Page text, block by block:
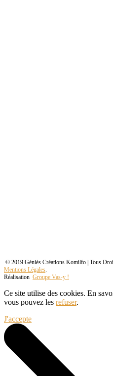
© 2019 Géniès Créations Komilfo | Tous
Mentions Légales.
Réalisation Groupe Vas-y !
Ce site utilise des cookies. En
vous pouvez les refuser.
J'accepte